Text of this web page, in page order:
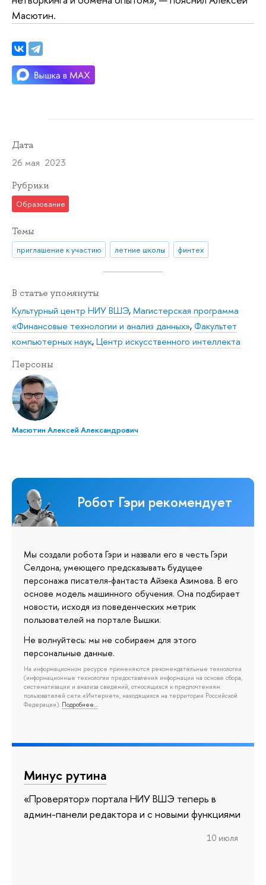
Масютин.
Дата
26 мая 2023
Рубрики
Образование
Темы
приглашение к участию летние школы финтех
В статье упомянуты
Культурный центр НИУ ВШЭ,Магистерская программа
«Финансовые технологии и анализ данных»,Факультет
компьютерных наук,Центр искусственного интеллекта
Персоны
Масютин Алексей Александрович
Робот Гэри рекомендует
Мы создали робота Гэри и назвали его в честь Гэри
Селдона, умеющего предсказывать будущее
персонажа писателя-фантаста Айзека Азимова. В его
основе модель машинного обучения. Она подбирает
новости, исходя из поведенческих метрик
пользователей на портале Вышки.
Не волнуйтесь: мы не собираем для этого
персональные данные.
На информационном ресурсе применяются рекомендательные технологии
(информационные технологии предоставления информации на основе сбора,
систематизации и анализа сведений, относящихся к предпочтениям
пользователей сети «Интернет», находящихся на территории Российской
Федерации). Подробнее…
Минус рутина
«Проверятор» портала НИУ ВШЭ теперь в
админ-панели редактора и с новыми функциями
10 июля